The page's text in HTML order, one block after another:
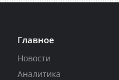
Главное
Новости
Аналитика